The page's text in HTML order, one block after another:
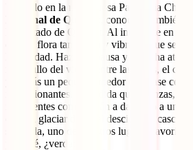
Ubicado en la majestuosa Patagonia
Nacional de Queulat
, conocido también
Encantado de Queulat. Al internarte en él,
de una flora tan densa y vibrante que
la realidad. Haz una pausa y escucha
murmullo del viento entre las hojas, el
y quizás un pequeño roedor que pase
impresionantes. A medida que avanzas,
imponentes comenzarán a dar paso a un
colosal glaciar del cual descienden
sin duda, uno de nuestros lugares favoritos
por qué, ¿verdad?